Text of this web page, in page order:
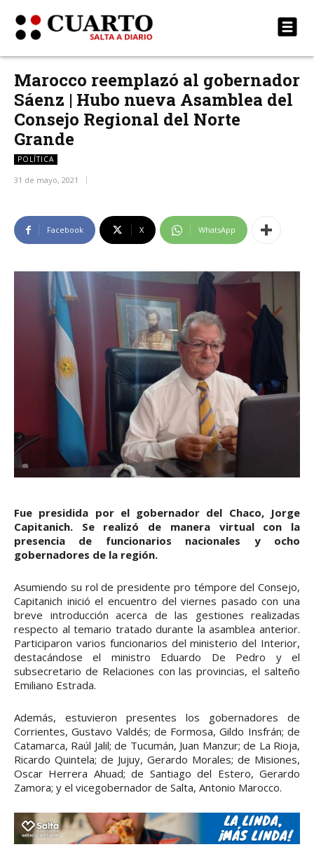
Marocco reemplazó al gobernador
Sáenz | Hubo nueva Asamblea del
Consejo Regional del Norte
Grande
POLÍTICA
31 de mayo, 2021
Facebook X WhatsApp
Fue presidida por el gobernador del Chaco, Jorge
Capitanich. Se realizó de manera virtual con la
presencia de funcionarios nacionales y ocho
gobernadores de la región.
Asumiendo su rol de presidente pro témpore del Consejo,
Capitanich inició el encuentro del viernes pasado con una
breve introducción acerca de las gestiones realizadas
respecto al temario tratado durante la asamblea anterior.
Participaron varios funcionarios del ministerio del Interior,
destacándose el ministro Eduardo De Pedro y el
subsecretario de Relaciones con las provincias, el salteño
Emiliano Estrada.
Además, estuvieron presentes los gobernadores de
Corrientes, Gustavo Valdés; de Formosa, Gildo Insfrán; de
Catamarca, Raúl Jalil; de Tucumán, Juan Manzur; de La Rioja,
Ricardo Quintela; de Jujuy, Gerardo Morales; de Misiones,
Oscar Herrera Ahuad; de Santiago del Estero, Gerardo
Zamora; y el vicegobernador de Salta, Antonio Marocco.